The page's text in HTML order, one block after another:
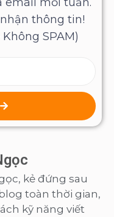
thông tin!
SPAM)
kẻ đứng sau
toàn thời gian,
kỹ năng viết